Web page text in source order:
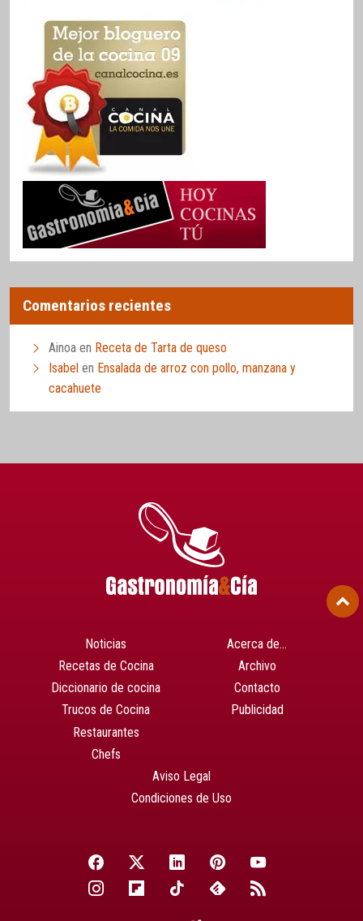
Comentarios recientes
Ainoa en Receta de Tarta de queso
Isabel en Ensalada de arroz con pollo, manzana y
cacahuete
Noticias
Recetas de Cocina
Diccionario de cocina
Trucos de Cocina
Restaurantes
Chefs
Acerca de…
Archivo
Contacto
Publicidad
Aviso Legal
Condiciones de Uso